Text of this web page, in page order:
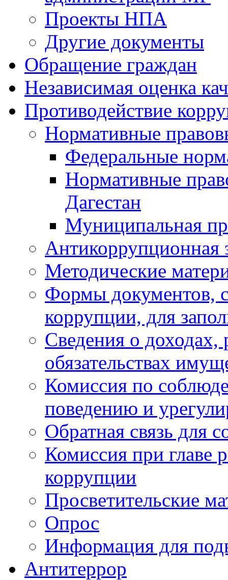
Проекты НПА
Другие документы
Обращение граждан
Независимая оценка
Противодействие
Нормативные
Федеральные
Нормативные
Дагестан
Муниципальная
Антикоррупционная
Методические
Формы документов,
коррупции, для
Сведения о доходах,
обязательствах
Комиссия по
поведению и
Обратная связь для
Комиссия при главе
коррупции
Просветительские
Опрос
Информация для
Антитеррор